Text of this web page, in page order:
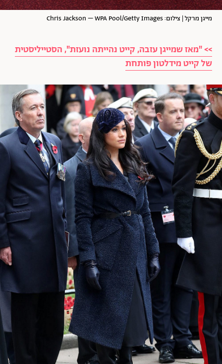
מייגן מרקל | צילום: Chris Jackson – WPA Pool/Getty Images
>> "מאז שמייגן עזבה, קייט נהייתה נועזת", הסטייליסטית
של קייט מידלטון פותחת